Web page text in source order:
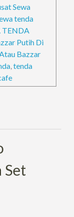
Sewa
tenda
TENDA
Putih Di
Bazzar
,tenda
Set